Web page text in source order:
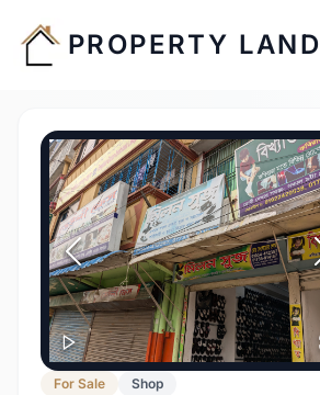
PROPERTY LAND
For Sale Shop